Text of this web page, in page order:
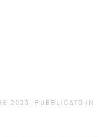
2023
. PUBBLICATO IN